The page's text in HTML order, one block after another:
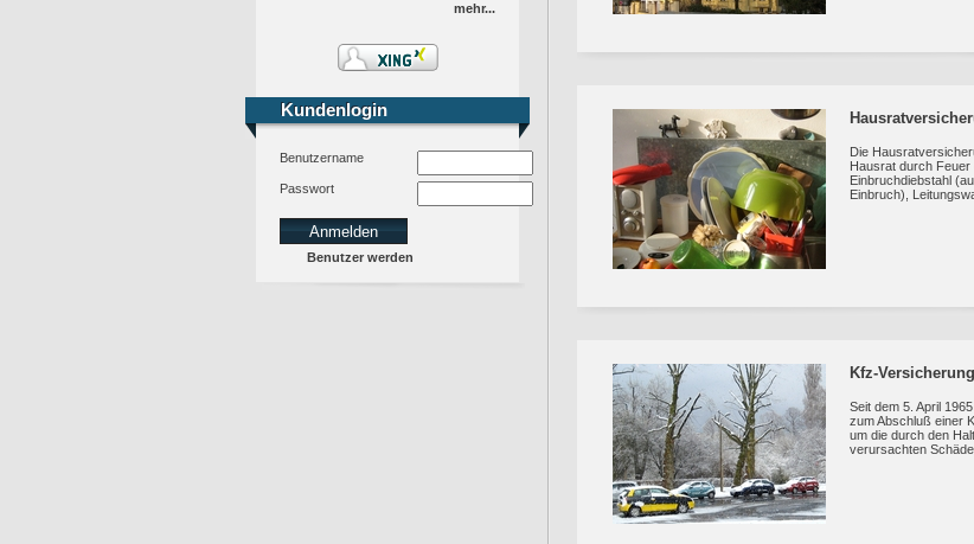
mehr...
Kundenlogin
Kundenlogin
Benutzername
Passwort
Benutzer werden
Die
Hausrat durch Feuer
Einbruchdiebstahl
Einbruch),
Kfz-Versicherung
Seit dem 5. April
zum Abschluß einer
um die durch den
verursachten